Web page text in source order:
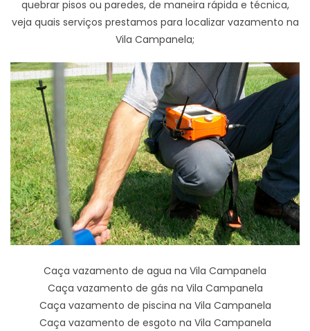
quebrar pisos ou paredes, de maneira rápida e técnica,
veja quais serviços prestamos para localizar vazamento na
Vila Campanela;
Caça vazamento de agua na Vila Campanela
Caça vazamento de gás na Vila Campanela
Caça vazamento de piscina na Vila Campanela
Caça vazamento de esgoto na Vila Campanela